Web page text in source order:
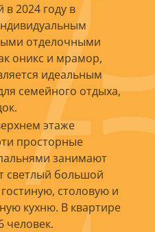
2024 году в
отделочными
оникс и мрамор,
идеальным
семейного отдыха,
этаже
просторные
занимают
светлый большой
столовую и
кухню. В квартире
человек.